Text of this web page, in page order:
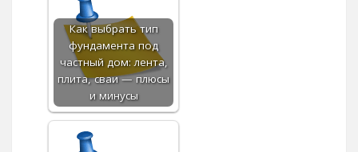
Как выбрать тип
фундамента под
частный дом: лента,
плита, сваи — плюсы
и минусы